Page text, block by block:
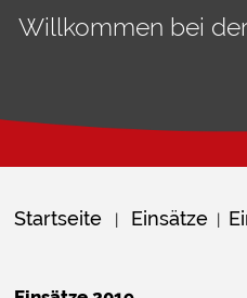
Willkommen bei
Startseite | Einsätze |